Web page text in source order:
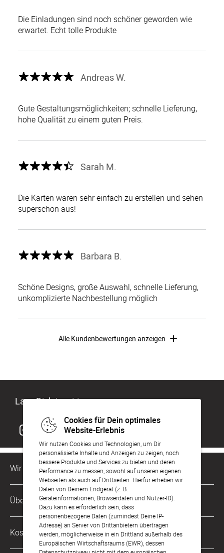
Cookies für Dein optimales
Website-Erlebnis
Wir nutzen Cookies und Technologien, um Dir
personalisierte Inhalte und Anzeigen zu zeigen, noch
bessere Produkte und Services zu bieten und deren
Performance zu messen, sowohl auf unseren eigenen
Webseiten als auch auf Drittseiten. Hierfür erheben wir
Daten von Deinem Endgerät (z. B.
Geräteinformationen, Browserdaten und Nutzer-ID).
Dazu kann es erforderlich sein, dass
personenbezogene Daten (zumindest Deine IP-
Adresse) an Server von Drittanbietern übertragen
werden, möglicherweise in ein Drittland außerhalb des
Europäischen Wirtschaftsraums (EWR), dessen
Die Einladungen sind noch schöner geworden wie
erwartet. Echt tolle Produkte
Andreas W.
Gute Gestaltungsmöglichkeiten; schnelle Lieferung,
hohe Qualität zu einem guten Preis.
Sarah M.
Die Karten waren sehr einfach zu erstellen und sehen
superschön aus!
Barbara B.
Schöne Designs, große Auswahl, schnelle Lieferung,
unkomplizierte Nachbestellung möglich
Alle Kundenbewertungen anzeigen
Lass Dich inspirieren
Wir sind für Dich da
Kundenservice-Hotline
0049 221 956 725 10
Mo. - Fr. von 9 bis 17 Uhr
kontakt@sendmoments.at
Über Uns
Philosophie
Karriere
Kostenlose Services